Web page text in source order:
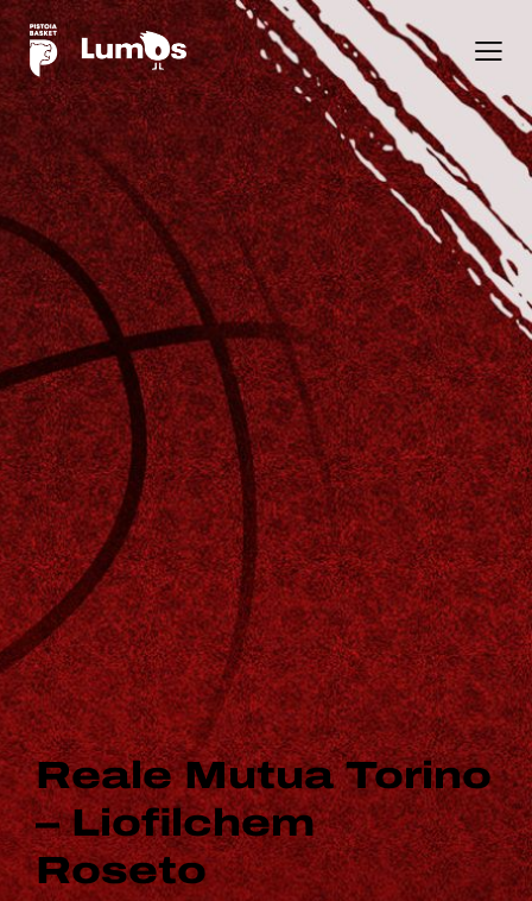
Reale Mutua Torino
– Liofilchem
Roseto